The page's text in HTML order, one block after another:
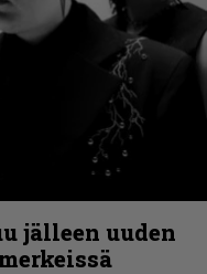
jälleen uuden